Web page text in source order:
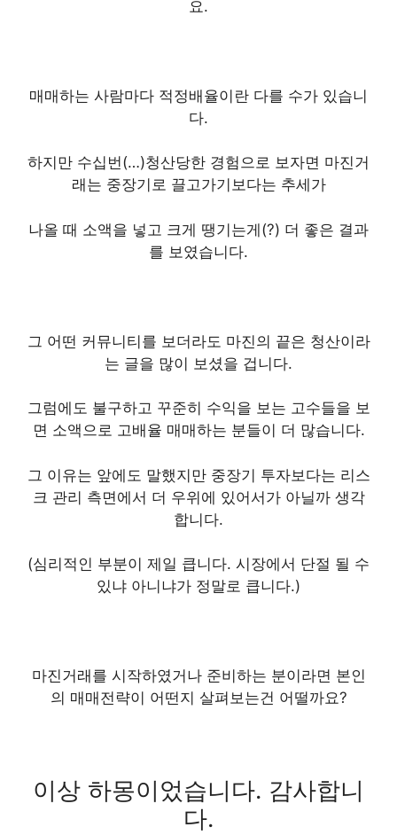
요.
매매하는 사람마다 적정배율이란 다를 수가 있습니
다.
하지만 수십번(…)청산당한 경험으로 보자면 마진거
래는 중장기로 끌고가기보다는 추세가
나올 때 소액을 넣고 크게 땡기는게(?) 더 좋은 결과
를 보였습니다.
그 어떤 커뮤니티를 보더라도 마진의 끝은 청산이라
는 글을 많이 보셨을 겁니다.
그럼에도 불구하고 꾸준히 수익을 보는 고수들을 보
면 소액으로 고배율 매매하는 분들이 더 많습니다.
그 이유는 앞에도 말했지만 중장기 투자보다는 리스
크 관리 측면에서 더 우위에 있어서가 아닐까 생각
합니다.
(심리적인 부분이 제일 큽니다. 시장에서 단절 될 수
있냐 아니냐가 정말로 큽니다.)
마진거래를 시작하였거나 준비하는 분이라면 본인
의 매매전략이 어떤지 살펴보는건 어떨까요?
이상 하몽이었습니다. 감사합니
다.